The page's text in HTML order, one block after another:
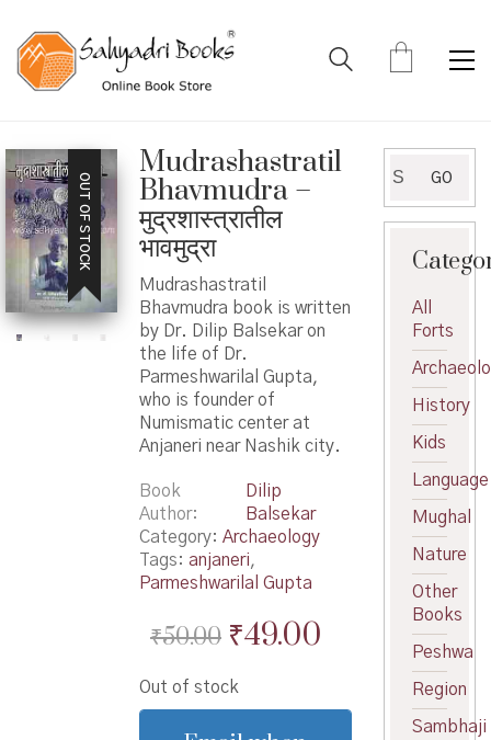
OUT OF STOCK
Mudrashastratil
Bhavmudra –
मुद्रशास्त्रातील
भावमुद्रा
Mudrashastratil
Bhavmudra book is written
by Dr. Dilip Balsekar on
the life of Dr.
Parmeshwarilal Gupta,
who is founder of
Numismatic center at
Anjaneri near Nashik city.
Book
Author
Dilip
Balsekar
Category: Archaeology
Tags: anjaneri,
Parmeshwarilal Gupta
₹50.00 Original
was:
₹49.00Current
is:
Out of stock
for:
GO
All
Forts
History
Kids
Language
Mughal
Nature
Other
Books
Peshwa
Region
Sambhaji